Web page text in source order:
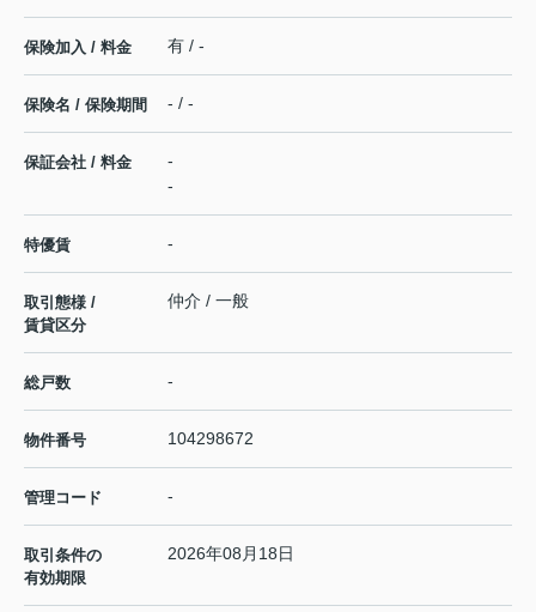
保険加入 / 料金 有 / -
保険名 / 保険期間 - / -
保証会社 / 料金
-
-
特優賃 -
取引態様 /
賃貸区分
仲介 / 一般
総戸数 -
物件番号 104298672
管理コード -
取引条件の
有効期限
2026年08月18日